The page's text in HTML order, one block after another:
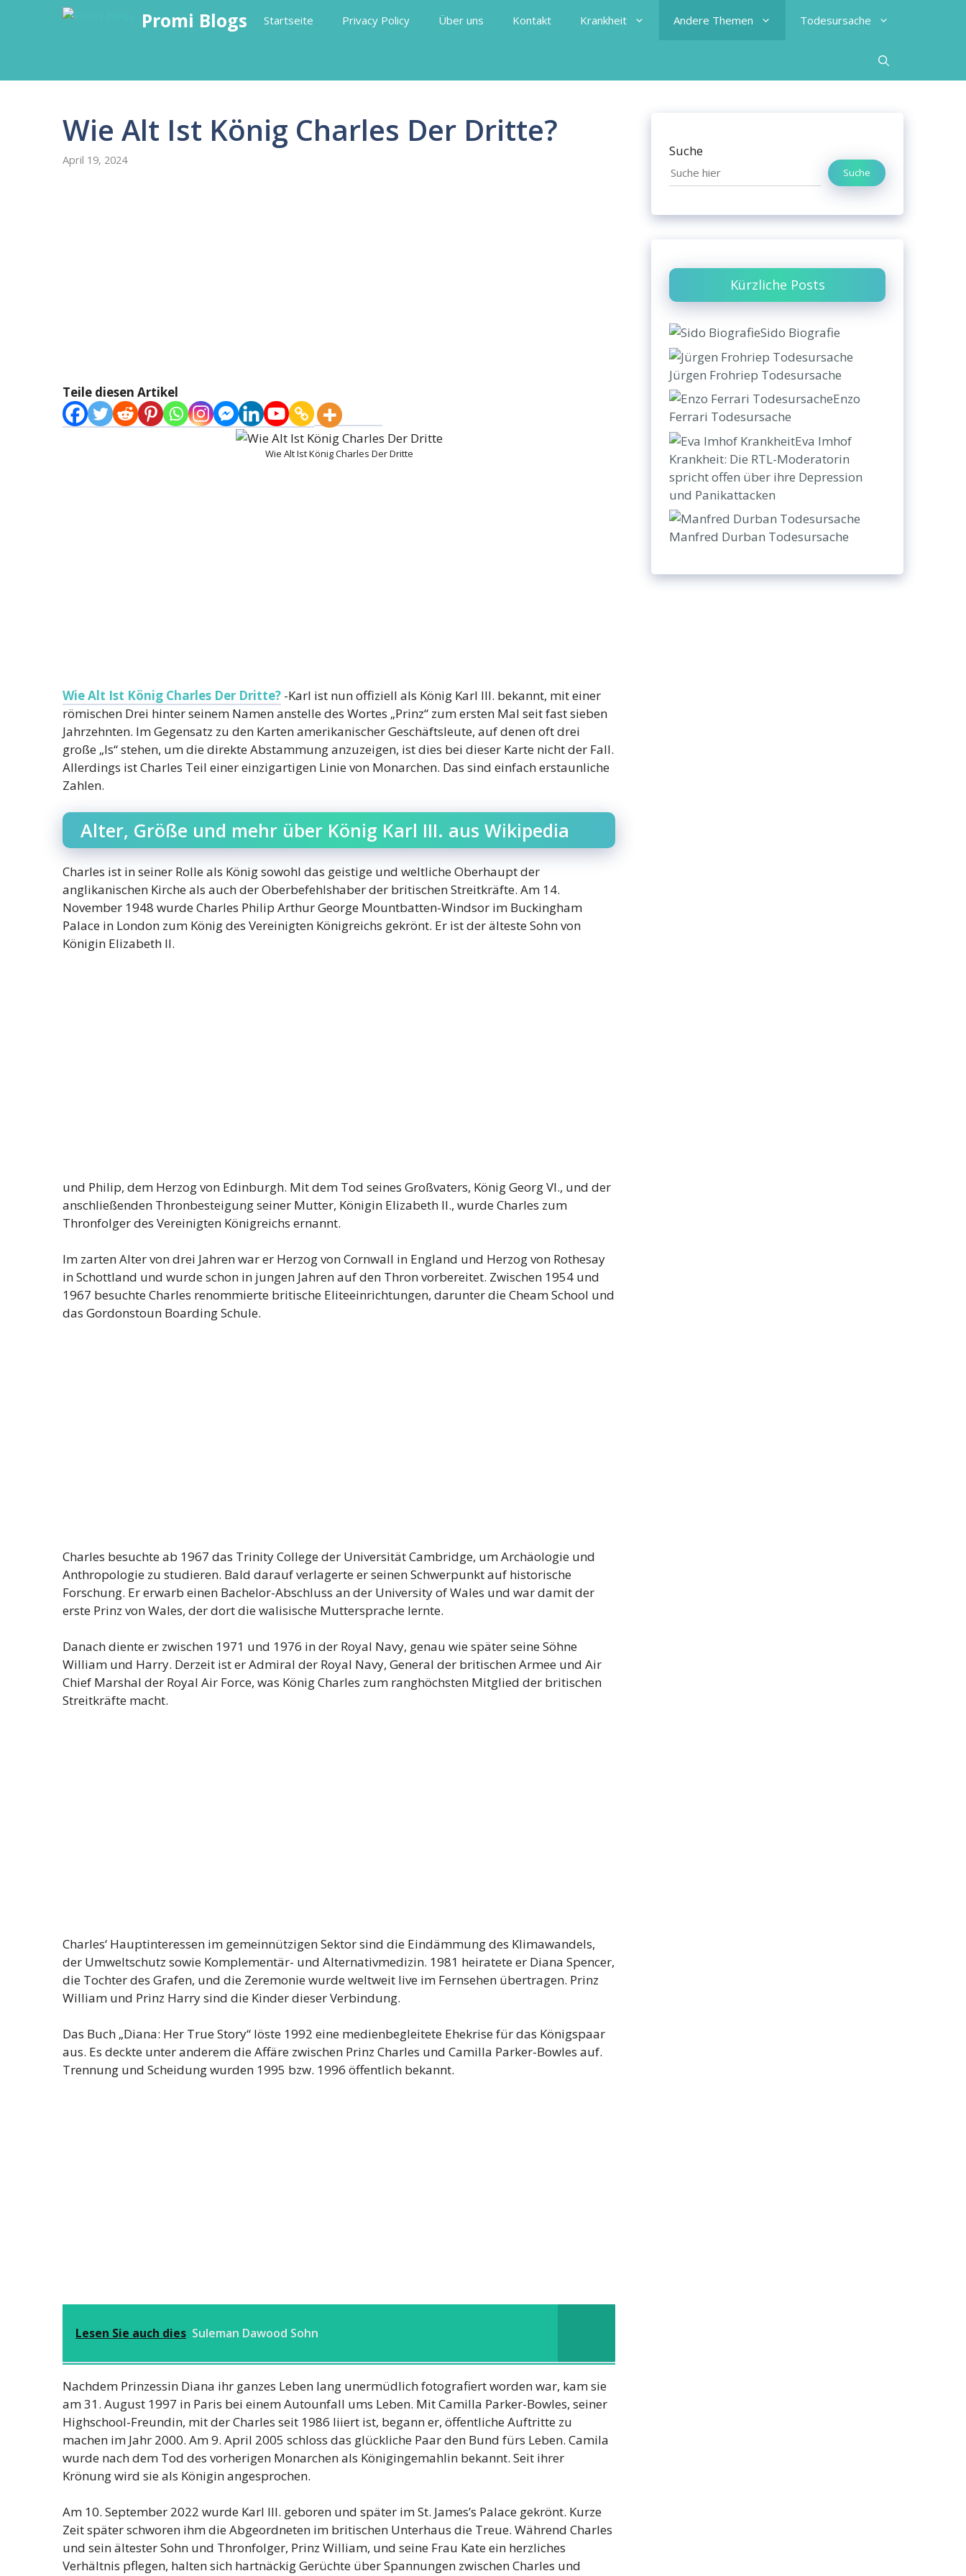
Promi Blogs Startseite Privacy Policy Über uns Kontakt Krankheit Andere Themen Todesursache
Wie Alt Ist König Charles Der Dritte?
April 19, 2024
Teile diesen Artikel
Wie Alt Ist König Charles Der Dritte
Wie Alt Ist König Charles Der Dritte? -Karl ist nun offiziell als König Karl III. bekannt, mit einer
römischen Drei hinter seinem Namen anstelle des Wortes „Prinz“ zum ersten Mal seit fast sieben
Jahrzehnten. Im Gegensatz zu den Karten amerikanischer Geschäftsleute, auf denen oft drei
große „Is“ stehen, um die direkte Abstammung anzuzeigen, ist dies bei dieser Karte nicht der Fall.
Allerdings ist Charles Teil einer einzigartigen Linie von Monarchen. Das sind einfach erstaunliche
Zahlen.
Alter, Größe und mehr über König Karl III. aus Wikipedia
Charles ist in seiner Rolle als König sowohl das geistige und weltliche Oberhaupt der
anglikanischen Kirche als auch der Oberbefehlshaber der britischen Streitkräfte. Am 14.
November 1948 wurde Charles Philip Arthur George Mountbatten-Windsor im Buckingham
Palace in London zum König des Vereinigten Königreichs gekrönt. Er ist der älteste Sohn von
Königin Elizabeth II.
und Philip, dem Herzog von Edinburgh. Mit dem Tod seines Großvaters, König Georg VI., und der
anschließenden Thronbesteigung seiner Mutter, Königin Elizabeth II., wurde Charles zum
Thronfolger des Vereinigten Königreichs ernannt.
Im zarten Alter von drei Jahren war er Herzog von Cornwall in England und Herzog von Rothesay
in Schottland und wurde schon in jungen Jahren auf den Thron vorbereitet. Zwischen 1954 und
1967 besuchte Charles renommierte britische Eliteeinrichtungen, darunter die Cheam School und
das Gordonstoun Boarding Schule.
Charles besuchte ab 1967 das Trinity College der Universität Cambridge, um Archäologie und
Anthropologie zu studieren. Bald darauf verlagerte er seinen Schwerpunkt auf historische
Forschung. Er erwarb einen Bachelor-Abschluss an der University of Wales und war damit der
erste Prinz von Wales, der dort die walisische Muttersprache lernte.
Danach diente er zwischen 1971 und 1976 in der Royal Navy, genau wie später seine Söhne
William und Harry. Derzeit ist er Admiral der Royal Navy, General der britischen Armee und Air
Chief Marshal der Royal Air Force, was König Charles zum ranghöchsten Mitglied der britischen
Streitkräfte macht.
Charles‘ Hauptinteressen im gemeinnützigen Sektor sind die Eindämmung des Klimawandels,
der Umweltschutz sowie Komplementär- und Alternativmedizin. 1981 heiratete er Diana Spencer,
die Tochter des Grafen, und die Zeremonie wurde weltweit live im Fernsehen übertragen. Prinz
William und Prinz Harry sind die Kinder dieser Verbindung.
Das Buch „Diana: Her True Story“ löste 1992 eine medienbegleitete Ehekrise für das Königspaar
aus. Es deckte unter anderem die Affäre zwischen Prinz Charles und Camilla Parker-Bowles auf.
Trennung und Scheidung wurden 1995 bzw. 1996 öffentlich bekannt.
Lesen Sie auch dies Suleman Dawood Sohn
Nachdem Prinzessin Diana ihr ganzes Leben lang unermüdlich fotografiert worden war, kam sie
am 31. August 1997 in Paris bei einem Autounfall ums Leben. Mit Camilla Parker-Bowles, seiner
Highschool-Freundin, mit der Charles seit 1986 liiert ist, begann er, öffentliche Auftritte zu
machen im Jahr 2000. Am 9. April 2005 schloss das glückliche Paar den Bund fürs Leben. Camila
wurde nach dem Tod des vorherigen Monarchen als Königingemahlin bekannt. Seit ihrer
Krönung wird sie als Königin angesprochen.
Am 10. September 2022 wurde Karl III. geboren und später im St. James’s Palace gekrönt. Kurze
Zeit später schworen ihm die Abgeordneten im britischen Unterhaus die Treue. Während Charles
und sein ältester Sohn und Thronfolger, Prinz William, und seine Frau Kate ein herzliches
Verhältnis pflegen, halten sich hartnäckig Gerüchte über Spannungen zwischen Charles und
Suche
Suche
Kürzliche Posts
Sido Biografie
Jürgen Frohriep Todesursache
Enzo
Ferrari Todesursache
Eva Imhof
Krankheit: Die RTL-Moderatorin
spricht offen über ihre Depression
und Panikattacken
Manfred Durban Todesursache